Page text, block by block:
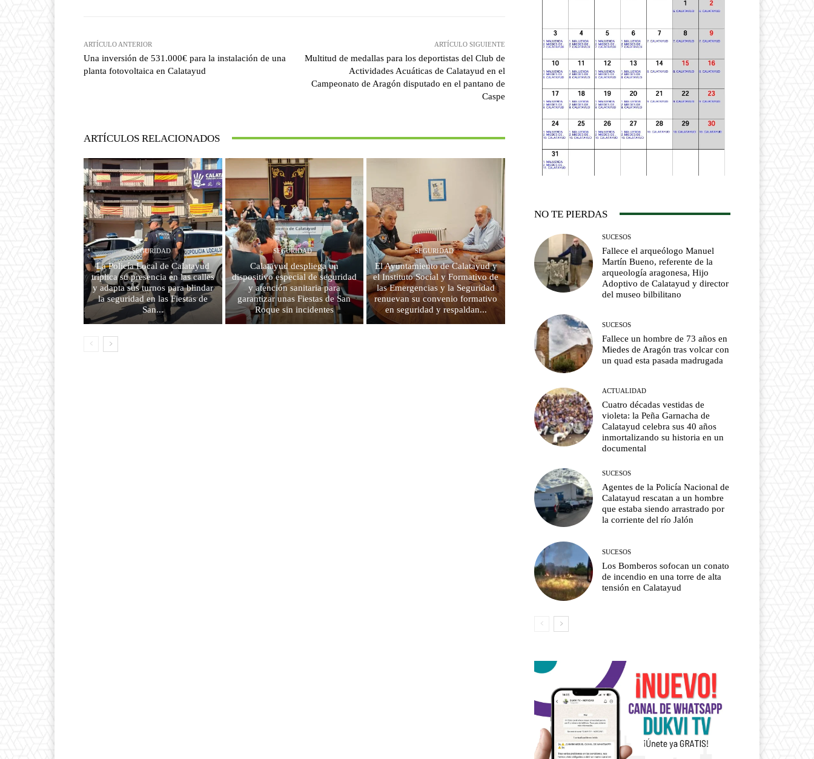
ARTÍCULO ANTERIOR
Una inversión de 531.000€ para la instalación de una
planta fotovoltaica en Calatayud
ARTÍCULO SIGUIENTE
Multitud de medallas para los deportistas del Club de
Actividades Acuáticas de Calatayud en el
Campeonato de Aragón disputado en el pantano de
Caspe
ARTÍCULOS RELACIONADOS
SEGURIDAD
La Policía Local de Calatayud
triplica su presencia en las calles
y adapta sus turnos para blindar
la seguridad en las Fiestas de
San...
SEGURIDAD
Calatayud despliega un
dispositivo especial de seguridad
y atención sanitaria para
garantizar unas Fiestas de San
Roque sin incidentes
SEGURIDAD
El Ayuntamiento de Calatayud y
el Instituto Social y Formativo de
las Emergencias y la Seguridad
renuevan su convenio formativo
en seguridad y respaldan...
NO TE PIERDAS
SUCESOS
Fallece el arqueólogo Manuel
Martín Bueno, referente de la
arqueología aragonesa, Hijo
Adoptivo de Calatayud y director
del museo bilbilitano
SUCESOS
Fallece un hombre de 73 años en
Miedes de Aragón tras volcar con
un quad esta pasada madrugada
ACTUALIDAD
Cuatro décadas vestidas de
violeta: la Peña Garnacha de
Calatayud celebra sus 40 años
inmortalizando su historia en un
documental
SUCESOS
Agentes de la Policía Nacional de
Calatayud rescatan a un hombre
que estaba siendo arrastrado por
la corriente del río Jalón
SUCESOS
Los Bomberos sofocan un conato
de incendio en una torre de alta
tensión en Calatayud